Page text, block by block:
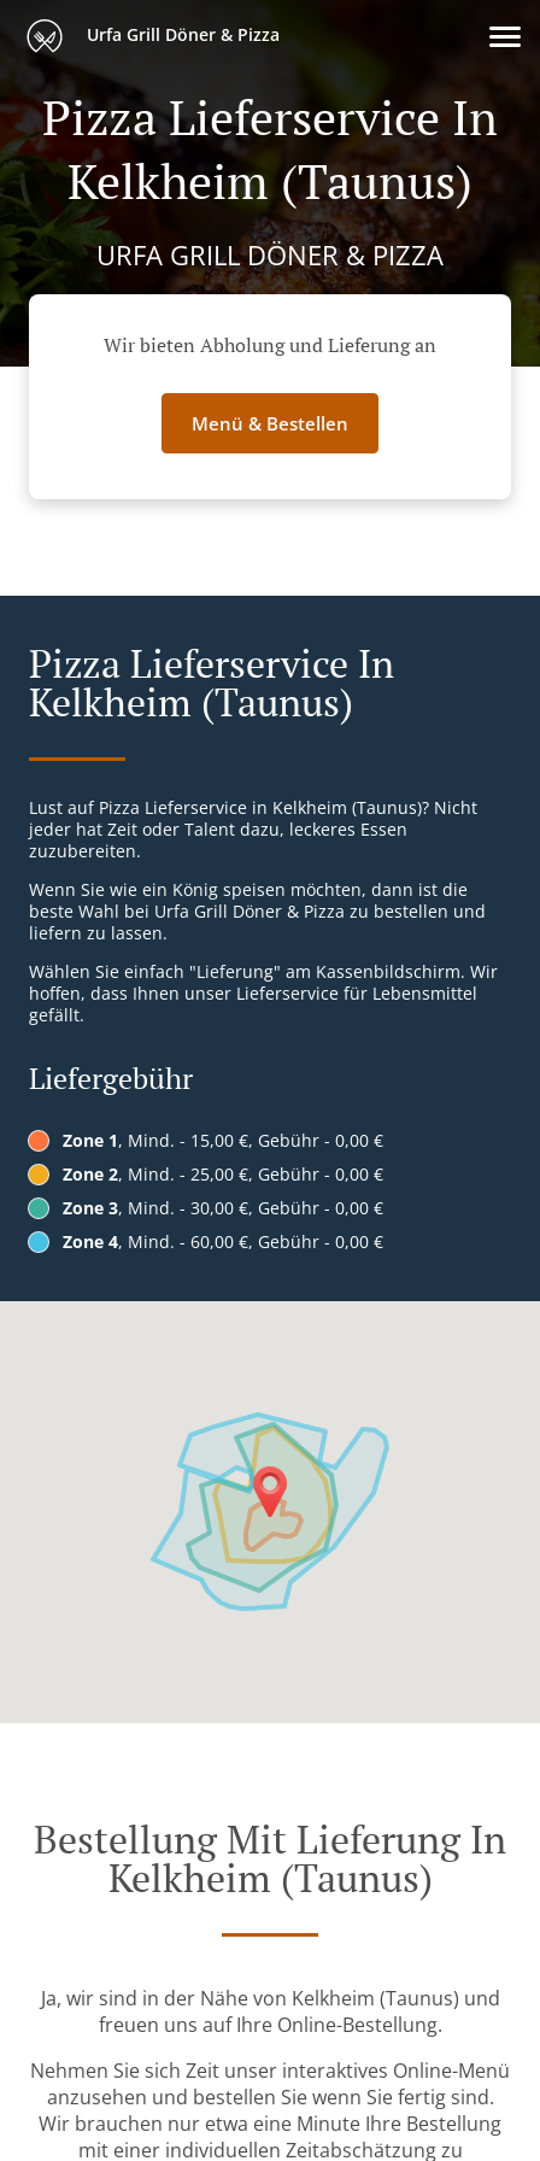
Urfa Grill Döner & Pizza
Pizza Lieferservice In
Kelkheim (Taunus)
URFA GRILL DÖNER & PIZZA
Wir bieten Abholung und Lieferung an
Menü & Bestellen
Pizza Lieferservice In
Kelkheim (Taunus)
Lust auf Pizza Lieferservice in Kelkheim (Taunus)? Nicht
jeder hat Zeit oder Talent dazu, leckeres Essen
zuzubereiten.
Wenn Sie wie ein König speisen möchten, dann ist die
beste Wahl bei Urfa Grill Döner & Pizza zu bestellen und
liefern zu lassen.
Wählen Sie einfach "Lieferung" am Kassenbildschirm. Wir
hoffen, dass Ihnen unser Lieferservice für Lebensmittel
gefällt.
Liefergebühr
Zone 1, Mind. - 15,00 €, Gebühr - 0,00 €
Zone 2, Mind. - 25,00 €, Gebühr - 0,00 €
Zone 3, Mind. - 30,00 €, Gebühr - 0,00 €
Zone 4, Mind. - 60,00 €, Gebühr - 0,00 €
Bestellung Mit Lieferung In
Kelkheim (Taunus)
Ja, wir sind in der Nähe von Kelkheim (Taunus) und
freuen uns auf Ihre Online-Bestellung.
Nehmen Sie sich Zeit unser interaktives Online-Menü
anzusehen und bestellen Sie wenn Sie fertig sind.
Wir brauchen nur etwa eine Minute Ihre Bestellung
mit einer individuellen Zeitabschätzung zu